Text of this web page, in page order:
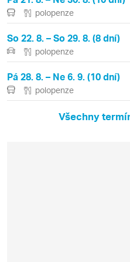
polopenze
So 22. 8. – So 29. 8. (8 dní)
polopenze
Pá 28. 8. – Ne 6. 9. (10 dní)
polopenze
Všechny